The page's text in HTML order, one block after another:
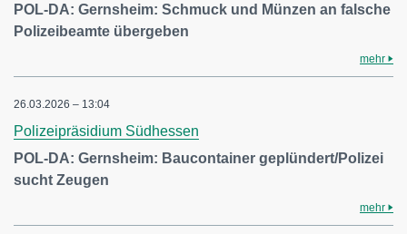
POL-DA: Gernsheim: Schmuck und Münzen an falsche
Polizeibeamte übergeben
mehr
26.03.2026 – 13:04
Polizeipräsidium Südhessen
POL-DA: Gernsheim: Baucontainer geplündert/Polizei
sucht Zeugen
mehr